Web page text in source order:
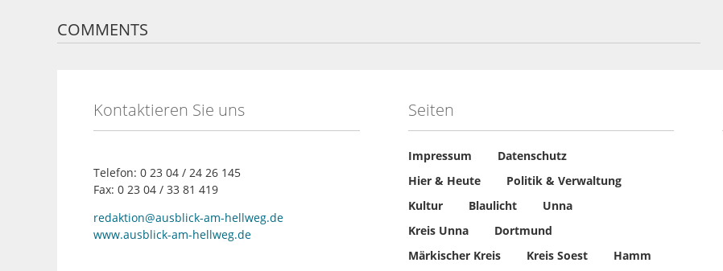
COMMENTS
Kontaktieren Sie uns
Telefon: 0 23 04 / 24 26 145
Fax: 0 23 04 / 33 81 419
redaktion@ausblick-am-hellweg.de
www.ausblick-am-hellweg.de
Seiten
Impressum
Datenschutz
Hier & Heute
Politik & Verwaltung
Kultur
Blaulicht
Unna
Kreis Unna
Dortmund
Märkischer Kreis
Kreis Soest Hamm